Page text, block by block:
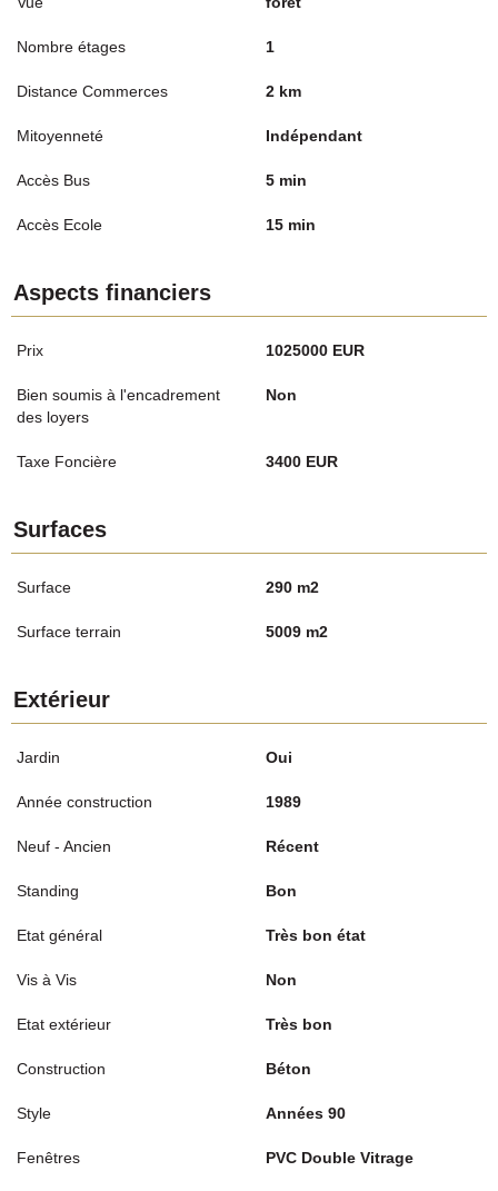
Nombre étages 1
Distance Commerces 2 km
Mitoyenneté Indépendant
Accès Bus 5 min
Accès Ecole 15 min
Aspects financiers
Prix 1025000 EUR
Bien soumis à l'encadrement
des loyers
Non
Taxe Foncière 3400 EUR
Surfaces
Surface 290 m2
Surface terrain 5009 m2
Extérieur
Jardin Oui
Année construction 1989
Neuf - Ancien Récent
Standing Bon
Etat général Très bon état
Vis à Vis Non
Etat extérieur Très bon
Construction Béton
Style Années 90
Fenêtres PVC Double Vitrage